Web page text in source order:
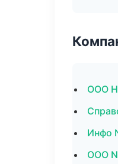
ООО
Инфо
ООО